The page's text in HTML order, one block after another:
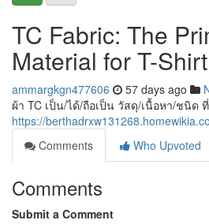
TC Fabric: The
Material for T-
ammargkgn477606 57 days ago
ผ้า TC เป็น/ได้/ถือเป็น วัสดุ/เนื้อหา/ชนิด
https://
Comments
Who Upvoted
Comments
Submit a Comment